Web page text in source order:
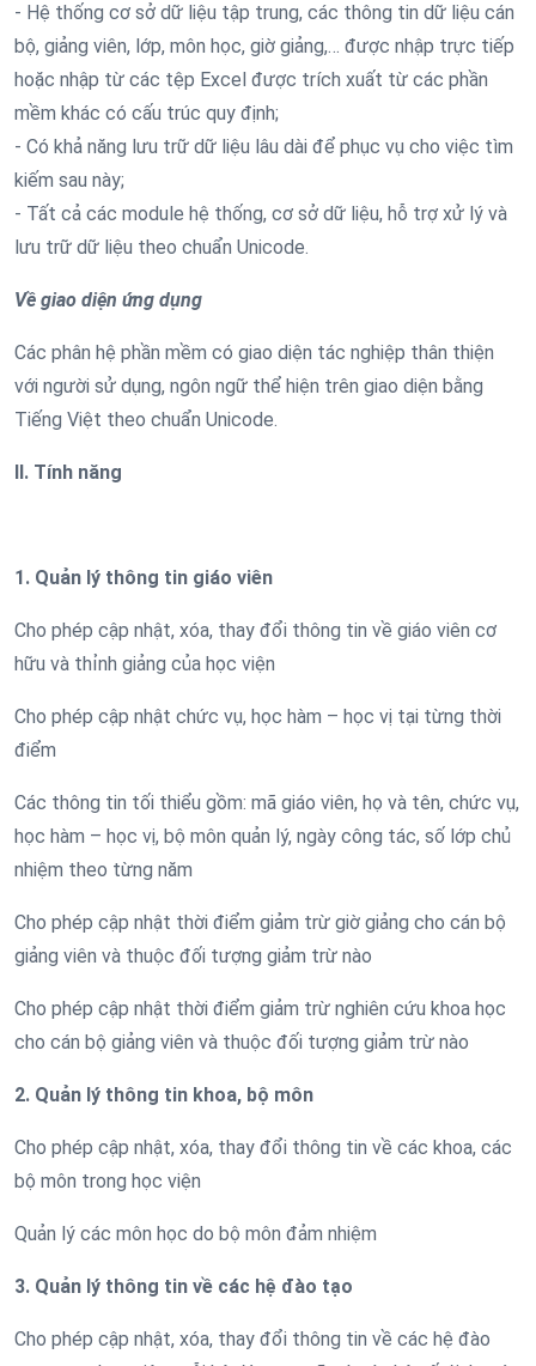
- Hệ thống cơ sở dữ liệu tập trung, các thông tin dữ liệu cán
bộ, giảng viên, lớp, môn học, giờ giảng,… được nhập trực tiếp
hoặc nhập từ các tệp Excel được trích xuất từ các phần
mềm khác có cấu trúc quy định;
- Có khả năng lưu trữ dữ liệu lâu dài để phục vụ cho việc tìm
kiếm sau này;
- Tất cả các module hệ thống, cơ sở dữ liệu, hỗ trợ xử lý và
lưu trữ dữ liệu theo chuẩn Unicode.
Về giao diện ứng dụng
Các phân hệ phần mềm có giao diện tác nghiệp thân thiện
với người sử dụng, ngôn ngữ thể hiện trên giao diện bằng
Tiếng Việt theo chuẩn Unicode.
II. Tính năng
1. Quản lý thông tin giáo viên
Cho phép cập nhật, xóa, thay đổi thông tin về giáo viên cơ
hữu và thỉnh giảng của học viện
Cho phép cập nhật chức vụ, học hàm – học vị tại từng thời
điểm
Các thông tin tối thiểu gồm: mã giáo viên, họ và tên, chức vụ,
học hàm – học vị, bộ môn quản lý, ngày công tác, số lớp chủ
nhiệm theo từng năm
Cho phép cập nhật thời điểm giảm trừ giờ giảng cho cán bộ
giảng viên và thuộc đối tượng giảm trừ nào
Cho phép cập nhật thời điểm giảm trừ nghiên cứu khoa học
cho cán bộ giảng viên và thuộc đối tượng giảm trừ nào
2. Quản lý thông tin khoa, bộ môn
Cho phép cập nhật, xóa, thay đổi thông tin về các khoa, các
bộ môn trong học viện
Quản lý các môn học do bộ môn đảm nhiệm
3. Quản lý thông tin về các hệ đào tạo
Cho phép cập nhật, xóa, thay đổi thông tin về các hệ đào